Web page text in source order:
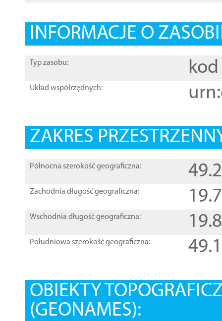
INFORMACJE O
Typ zasobu: kod
Układ współrzędnych:
ZAKRES
Północna szerokość geograficzna:
Zachodnia długość geograficzna:
Wschodnia długość geograficzna:
Południowa szerokość geograficzna:
OBIEKTY
(GEONAMES):